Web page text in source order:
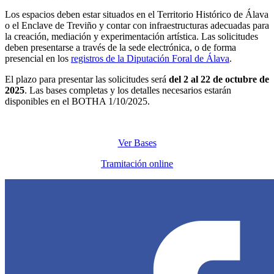
Los espacios deben estar situados en el Territorio Histórico de Álava
o el Enclave de Treviño y contar con infraestructuras adecuadas para
la creación, mediación y experimentación artística. Las solicitudes
deben presentarse a través de la sede electrónica, o de forma
presencial en los registros de la Diputación Foral de Álava.
El plazo para presentar las solicitudes será del 2 al 22 de octubre de
2025. Las bases completas y los detalles necesarios estarán
disponibles en el BOTHA 1/10/2025.
Ver Bases
Tramitación online